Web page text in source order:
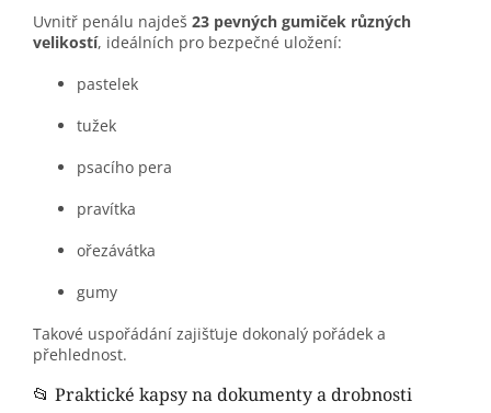
Uvnitř penálu najdeš 23 pevných gumiček různých
velikostí, ideálních pro bezpečné uložení:
pastelek
tužek
psacího pera
pravítka
ořezávátka
gumy
Takové uspořádání zajišťuje dokonalý pořádek a
přehlednost.
📂 Praktické kapsy na dokumenty a drobnosti